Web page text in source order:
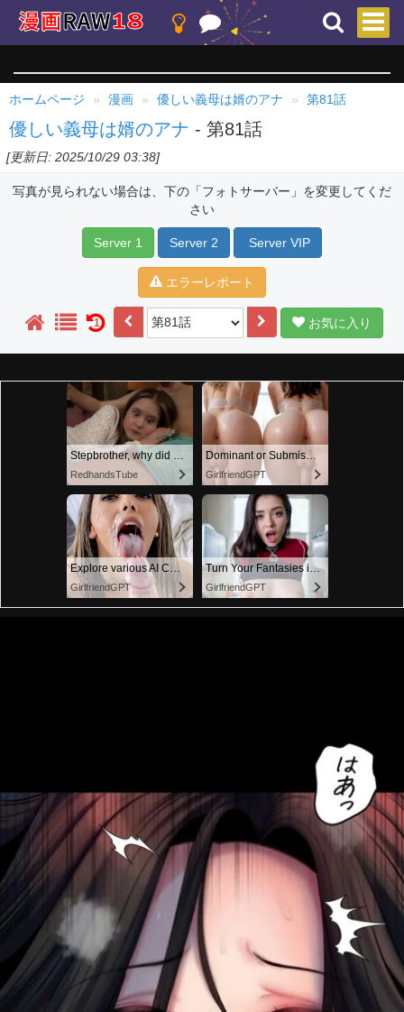
ホームページ 漫画 優しい義母は婿のアナ 第81話
優しい義母は婿のアナ - 第81話
[更新日: 2025/10/29 03:38]
写真が見られない場合は、下の「フォトサーバー」を変更してくだ
さい
Server 1 Server 2 Server VIP
エラーレポート
1 お気に入り